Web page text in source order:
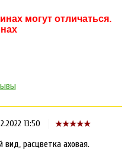
могут отличаться.
13:50
вид, расцветка аховая.